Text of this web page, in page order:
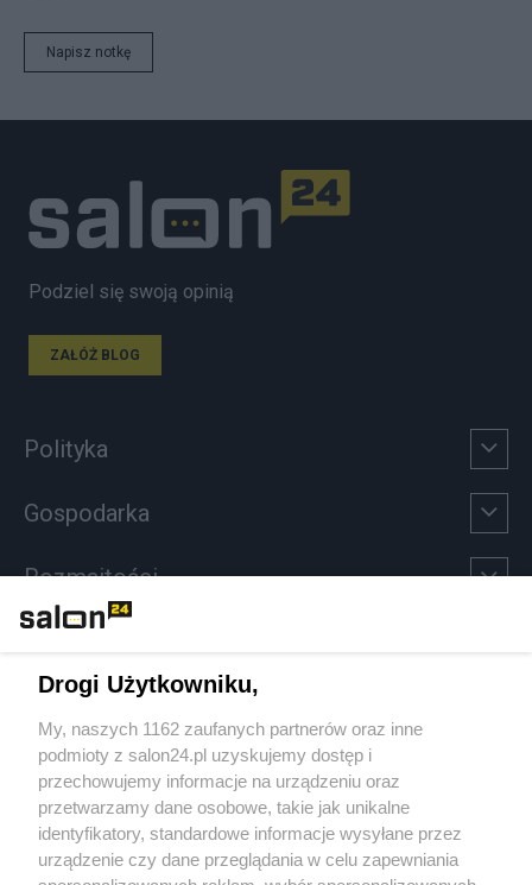
Napisz notkę
Podziel się swoją opinią
ZAŁÓŻ BLOG
Polityka
Gospodarka
Rozmaitości
Sport
Społeczeństwo
Kultura
Drogi Użytkowniku,
My, naszych 1162 zaufanych partnerów oraz inne
podmioty z salon24.pl uzyskujemy dostęp i
przechowujemy informacje na urządzeniu oraz
przetwarzamy dane osobowe, takie jak unikalne
identyfikatory, standardowe informacje wysyłane przez
urządzenie czy dane przeglądania w celu zapewniania